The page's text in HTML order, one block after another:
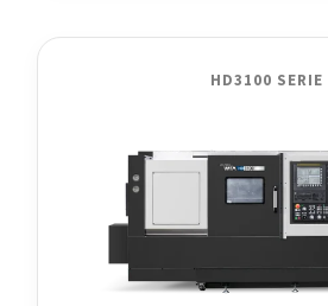
HD3100 SERIE